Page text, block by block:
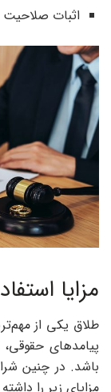
اثبات
مزایا
طلاق یکی از
پیامدهای
باشد. در چنین
مزایای زیر را